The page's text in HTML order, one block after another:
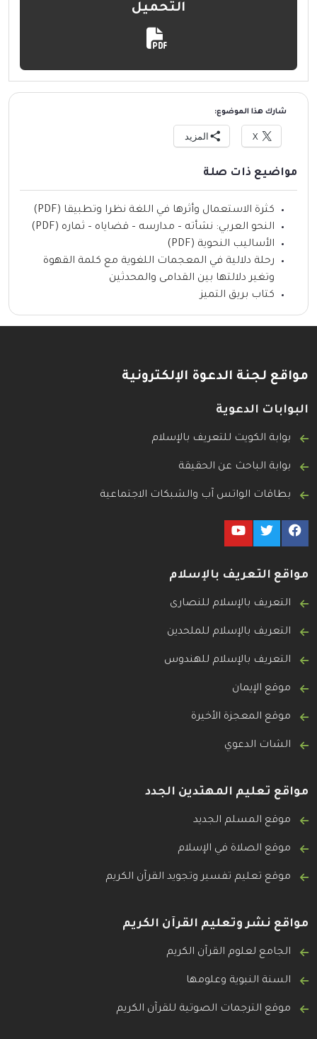
التحميل
شارك هذا الموضوع:
X المزيد
مواضيع ذات صلة
كثرة الاستعمال وأثرها في اللغة نظرا وتطبيقا (PDF)
النحو العربي: نشأته – مدارسه – قضاياه – ثماره (PDF)
الأساليب النحوية (PDF)
رحلة دلالية في المعجمات اللغوية مع كلمة القهوة
وتغير دلالتها بين القدامى والمحدثين
كتاب بريق التميز
مواقع لجنة الدعوة الإلكترونية
البوابات الدعوية
بوابة الكويت للتعريف بالإسلام
بوابة الباحث عن الحقيقة
بطاقات الواتس آب والشبكات الاجتماعية
مواقع التعريف بالإسلام
التعريف بالإسلام للنصارى
التعريف بالإسلام للملحدين
التعريف بالإسلام للهندوس
موقع الإيمان
موقع المعجزة الأخيرة
الشات الدعوي
مواقع تعليم المهتدين الجدد
موقع المسلم الجديد
موقع الصلاة في الإسلام
موقع تعليم تفسير وتجويد القرآن الكريم
مواقع نشر وتعليم القرآن الكريم
الجامع لعلوم القرآن الكريم
السنة النبوية وعلومها
موقع الترجمات الصوتية للقرآن الكريم